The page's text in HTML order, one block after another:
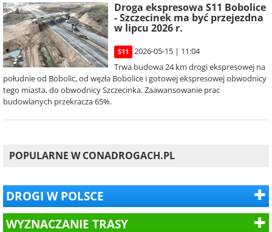
Droga ekspresowa S11 Bobolice
- Szczecinek ma być przejezdna
w lipcu 2026 r.
S11
2026-05-15 | 11:04
Trwa budowa 24 km drogi ekspresowej na
południe od Bobolic, od węzła Bobolice i gotowej ekspresowej obwodnicy
tego miasta, do obwodnicy Szczecinka. Zaawansowanie prac
budowlanych przekracza 65%.
POPULARNE W CONADROGACH.PL
DROGI W POLSCE
WYZNACZANIE TRASY